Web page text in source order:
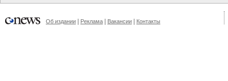
Об издании Реклама Вакансии Контакты